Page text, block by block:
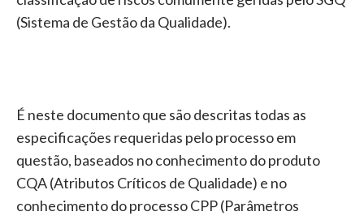
(Sistema de Gestão da Qualidade).
É neste documento que são descritas todas as
especificações requeridas pelo processo em
questão, baseados no conhecimento do produto
CQA (Atributos Críticos de Qualidade) e no
conhecimento do processo CPP (Parâmetros